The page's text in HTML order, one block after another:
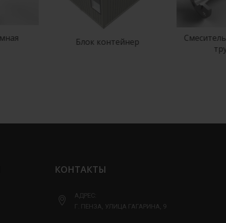
Блок контейнер
Смеситель статический
КОНТАКТЫ
АДРЕС:
Г. ПЕНЗА, УЛИЦА ГАГАРИНА, 9